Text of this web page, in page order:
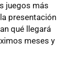
juegos más
presentación
qué llegará
meses y